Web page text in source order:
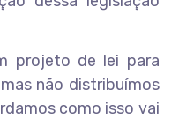
projeto de lei para
não distribuímos
como isso vai